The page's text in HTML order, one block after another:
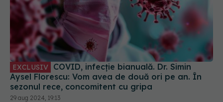
EXCLUSIV
Aysel Florescu: Vom avea de două ori pe an. În
sezonul rece, concomitent cu gripa
29 aug 2024, 19:13